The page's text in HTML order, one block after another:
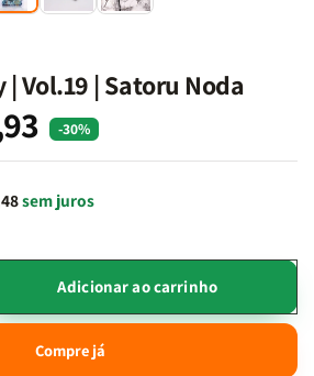
Vol.19 | Satoru Noda
-30%
sem juros
Adicionar ao carrinho
Compre já